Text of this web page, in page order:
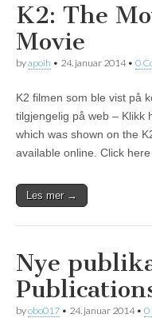
K2: The
Movie
byapoih • 24. januar 2014• 0
K2 filmen som ble vist på
tilgjengelig på web – Klikk
which was shown on the
available online. Click
Les mer →
Nye
byobo017 • 24. januar 2014• 0